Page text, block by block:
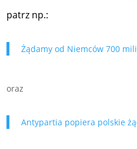
patrz np.:
Żądamy od Niemców 700
oraz
Antypartia popiera polskie